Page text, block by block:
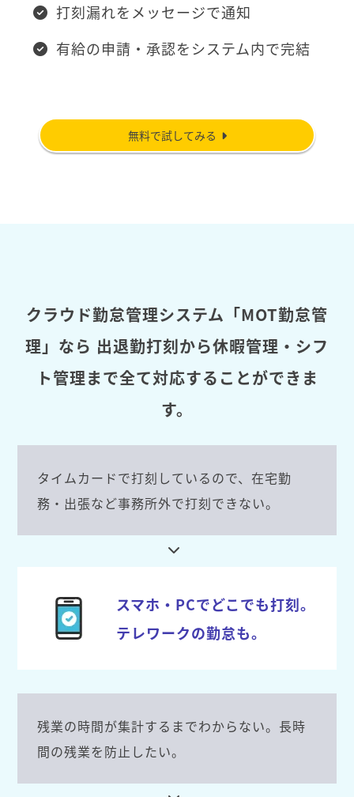
打刻漏れをメッセージで通知
有給の申請・承認をシステム内で完結
無料で試してみる
クラウド勤怠管理システム「MOT勤怠管
理」なら 出退勤打刻から休暇管理・シフ
ト管理まで全て対応することができま
す。
タイムカードで打刻しているので、在宅勤
務・出張など事務所外で打刻できない。
スマホ・PCでどこでも打刻。
テレワークの勤怠も。
残業の時間が集計するまでわからない。長時
間の残業を防止したい。